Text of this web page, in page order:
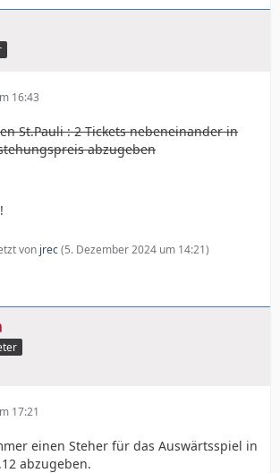
16:43
St.Pauli : 2 Tickets nebeneinander in
abzugeben
von jrec(5. Dezember 2024 um 14:21)
17:21
einen Steher für das Auswärtsspiel in
abzugeben.